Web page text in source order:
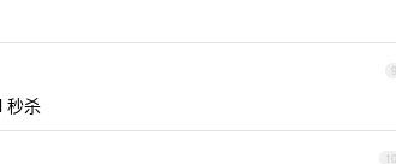
9
秒杀
10